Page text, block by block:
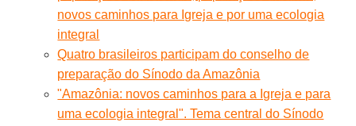
novos caminhos para Igreja e por uma ecologia
integral
Quatro brasileiros participam do conselho de
preparação do Sínodo da Amazônia
"Amazônia: novos caminhos para a Igreja e para
uma ecologia integral". Tema central do Sínodo